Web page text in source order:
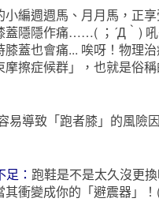
小編週週馬、月月馬，正
蓋隱隱作痛……( ；´Д｀)
膝蓋也會痛... 唉呀！物理
擦症候群」，也就是俗稱
易導致「跑者膝」的風險
： 跑鞋是不是太久沒更
其衝變成你的「避震器」